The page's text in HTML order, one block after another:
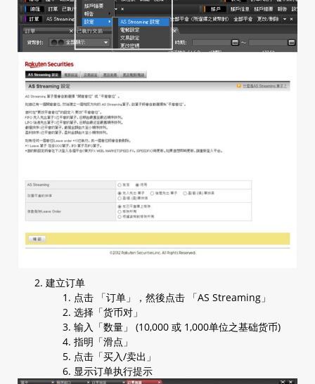
1.12 主菜单
1.13 Rate or 订单视窗
a. 报价视窗
b. 价位表
c. 订单视窗
d. 持仓
e. 已执行交易窗口
1.14 账户资料
a. 账户资料
b. 账户日结报表
d. 损益报表
手机版 (iSpeed FX)
2.1.1 无确认讯息
a. Streaming (一键, 可对冲)
b. AS Streaming (一键, 不可对冲)
2.1.2 有确认讯息
a. 卖出 / 买入键
2.2 平仓市价单
建立订单
点击 「订单」，然後点击 「AS Streaming」
选择「货币对」
输入「数量」 (10,000 或 1,000单位之基础货币)
指明「滑点」
点击「买入/卖出」
显示订单执行提示